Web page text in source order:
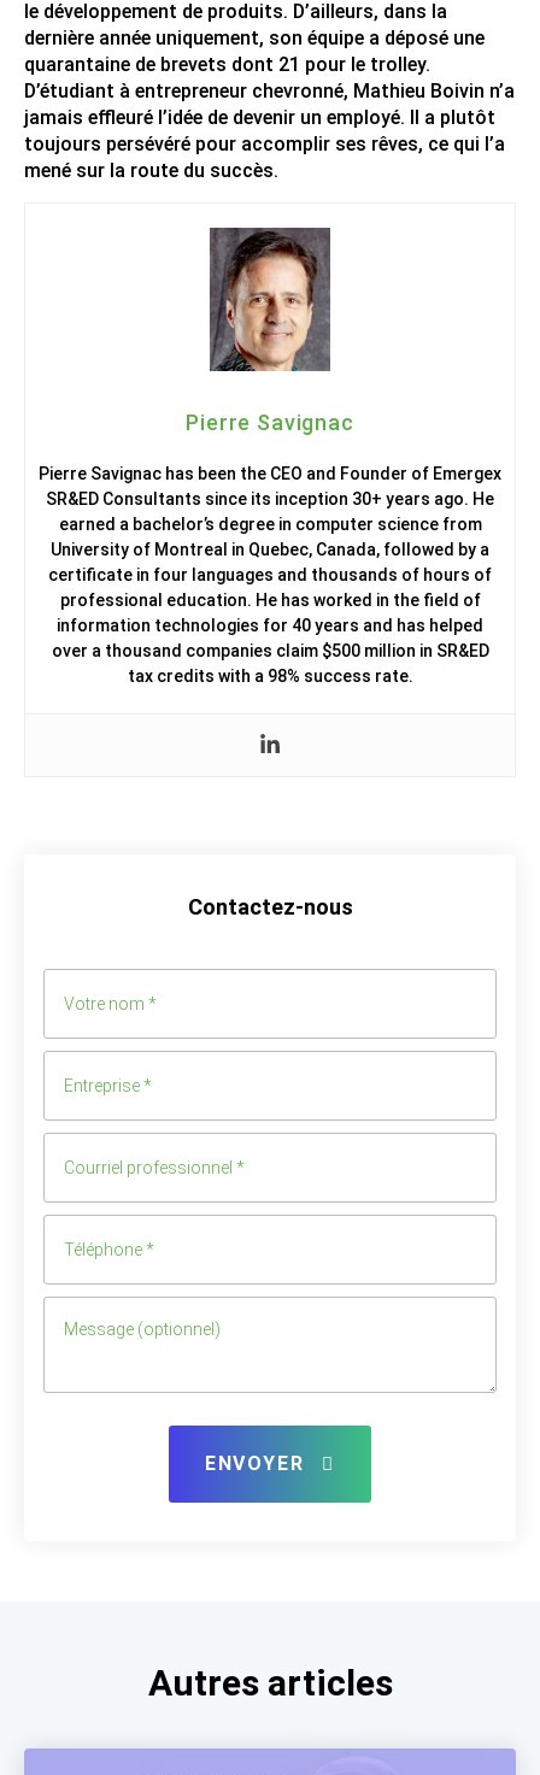
le développement de produits. D’ailleurs, dans la
dernière année uniquement, son équipe a déposé une
quarantaine de brevets dont 21 pour le trolley.
D’étudiant à entrepreneur chevronné, Mathieu Boivin n’a
jamais effleuré l’idée de devenir un employé. Il a plutôt
toujours persévéré pour accomplir ses rêves, ce qui l’a
mené sur la route du succès.
Pierre Savignac
Pierre Savignac has been the CEO and Founder of Emergex
SR&ED Consultants since its inception 30+ years ago. He
earned a bachelor’s degree in computer science from
University of Montreal in Quebec, Canada, followed by a
certificate in four languages and thousands of hours of
professional education. He has worked in the field of
information technologies for 40 years and has helped
over a thousand companies claim $500 million in SR&ED
tax credits with a 98% success rate.
Contactez-nous
ENVOYER
Autres articles